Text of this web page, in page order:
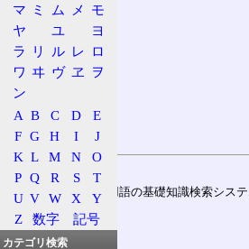
通信用語の基礎知識検索シス
マ ミ ム メ
モ
ヤ
ユ
ヨ
ラ
リ ル レ ロ
ワ ヰ ヴ ヱ
ヲ
ン
A B C D
E
F G H I
J
K L M N
O
P Q R S
T
U V W X
Y
Z
数字 記号
カテゴリ検索